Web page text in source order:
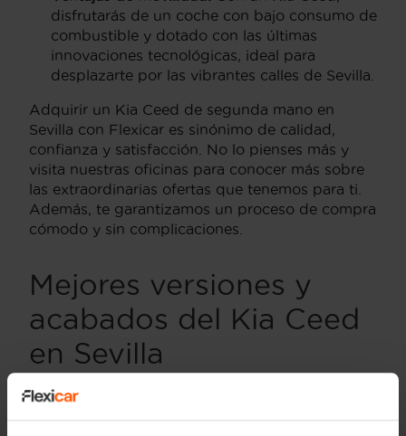
disfrutarás de un coche con bajo consumo de
combustible y dotado con las últimas
innovaciones tecnológicas, ideal para
desplazarte por las vibrantes calles de Sevilla.
Adquirir un Kia Ceed de segunda mano en
Sevilla con Flexicar es sinónimo de calidad,
confianza y satisfacción. No lo pienses más y
visita nuestras oficinas para conocer más sobre
las extraordinarias ofertas que tenemos para ti.
Además, te garantizamos un proceso de compra
cómodo y sin complicaciones.
Mejores versiones y
acabados del Kia Ceed
en Sevilla
El mercado de coches de segunda mano en